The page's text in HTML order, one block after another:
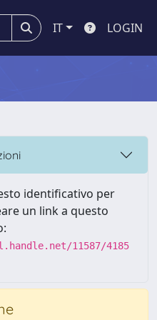
IT LOGIN
identificativo per
un link a questo
11587/4185